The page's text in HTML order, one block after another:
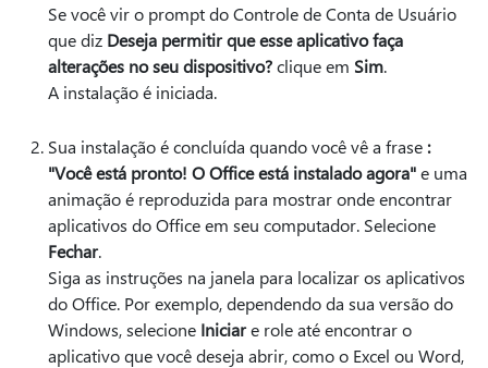
Se você vir o prompt do Controle de Conta de Usuário
que diz Deseja permitir que esse aplicativo faça
alterações no seu dispositivo?clique em Sim.
A instalação é iniciada.
Sua instalação é concluída quando você vê a frase :
"Você está pronto! O Office está instalado agora"e uma
animação é reproduzida para mostrar onde encontrar
aplicativos do Office em seu computador. Selecione
Fechar.
Siga as instruções na janela para localizar os aplicativos
do Office. Por exemplo, dependendo da sua versão do
Windows, selecione Iniciare role até encontrar o
aplicativo que você deseja abrir, como o Excel ou Word,